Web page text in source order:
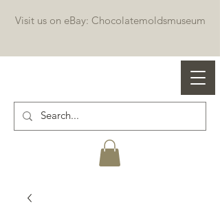
Professional chocolate molds
Visit us on eBay: Chocolatemoldsmuseum